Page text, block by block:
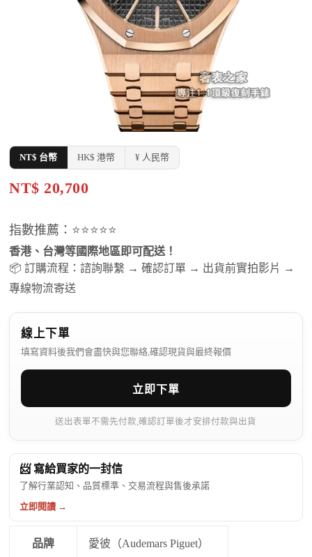
NT$ 台幣 HK$ 港幣 ¥ 人民幣
NT$ 20,700
指數推薦：⭐⭐⭐⭐⭐
香港、台灣等國際地區即可配送！
📦 訂購流程：諮詢聯繫 → 確認訂單 → 出貨前實拍影片 →
專線物流寄送
線上下單
填寫資料後我們會盡快與您聯絡,確認現貨與最終報價
立即下單
送出表單不需先付款,確認訂單後才安排付款與出貨
📨 寫給買家的一封信
了解行業認知、品質標準、交易流程與售後承諾
立即閱讀 →
品牌 愛彼（Audemars Piguet）